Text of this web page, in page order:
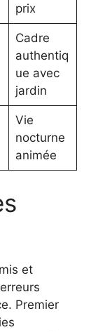
prix
Cadre
authentiq
ue avec
jardin
Vie
nocturne
animée
et
Premier